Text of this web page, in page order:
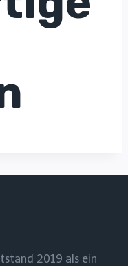
2019 als ein